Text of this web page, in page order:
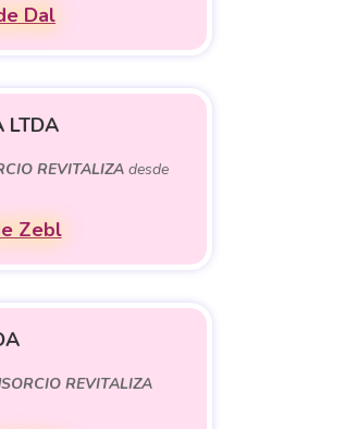
Dal
LTDA
REVITALIZAdesde
Zebl
REVITALIZA